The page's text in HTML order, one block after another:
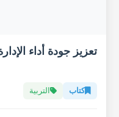
تعزيز جودة أداء
كتاب التربية